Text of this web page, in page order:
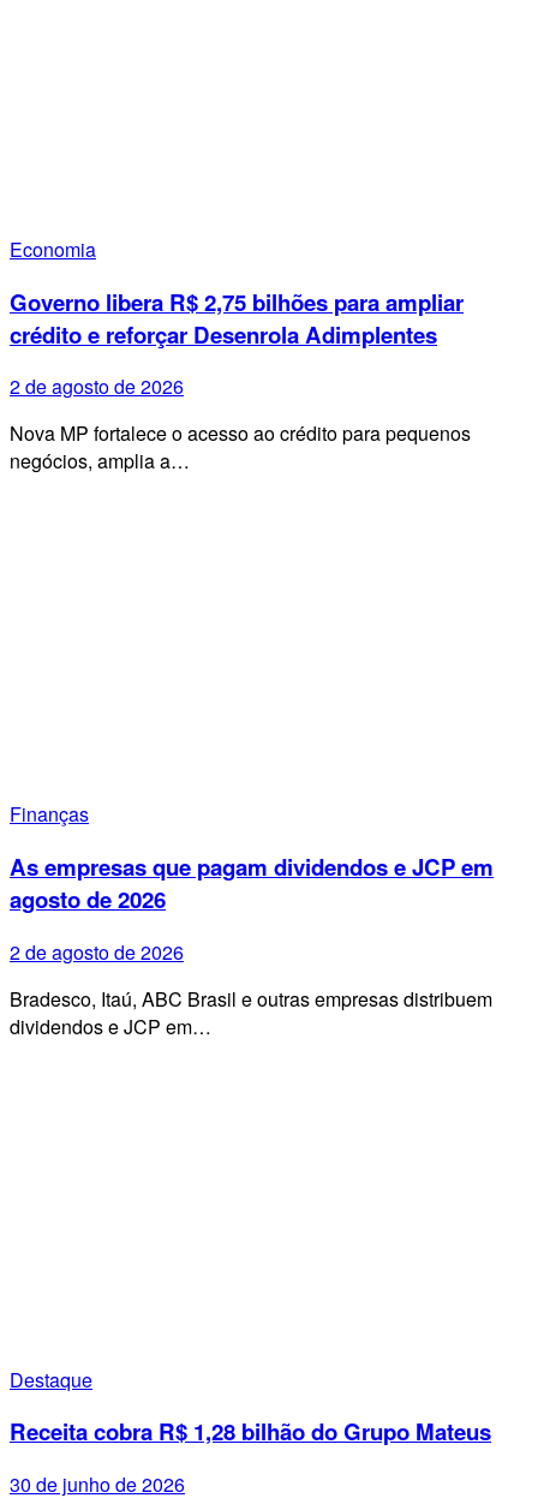
Economia
Governo libera R$ 2,75 bilhões para ampliar
crédito e reforçar Desenrola Adimplentes
2 de agosto de 2026
Nova MP fortalece o acesso ao crédito para pequenos
negócios, amplia a…
Finanças
As empresas que pagam dividendos e JCP em
agosto de 2026
2 de agosto de 2026
Bradesco, Itaú, ABC Brasil e outras empresas distribuem
dividendos e JCP em…
Destaque
Receita cobra R$ 1,28 bilhão do Grupo Mateus
30 de junho de 2026